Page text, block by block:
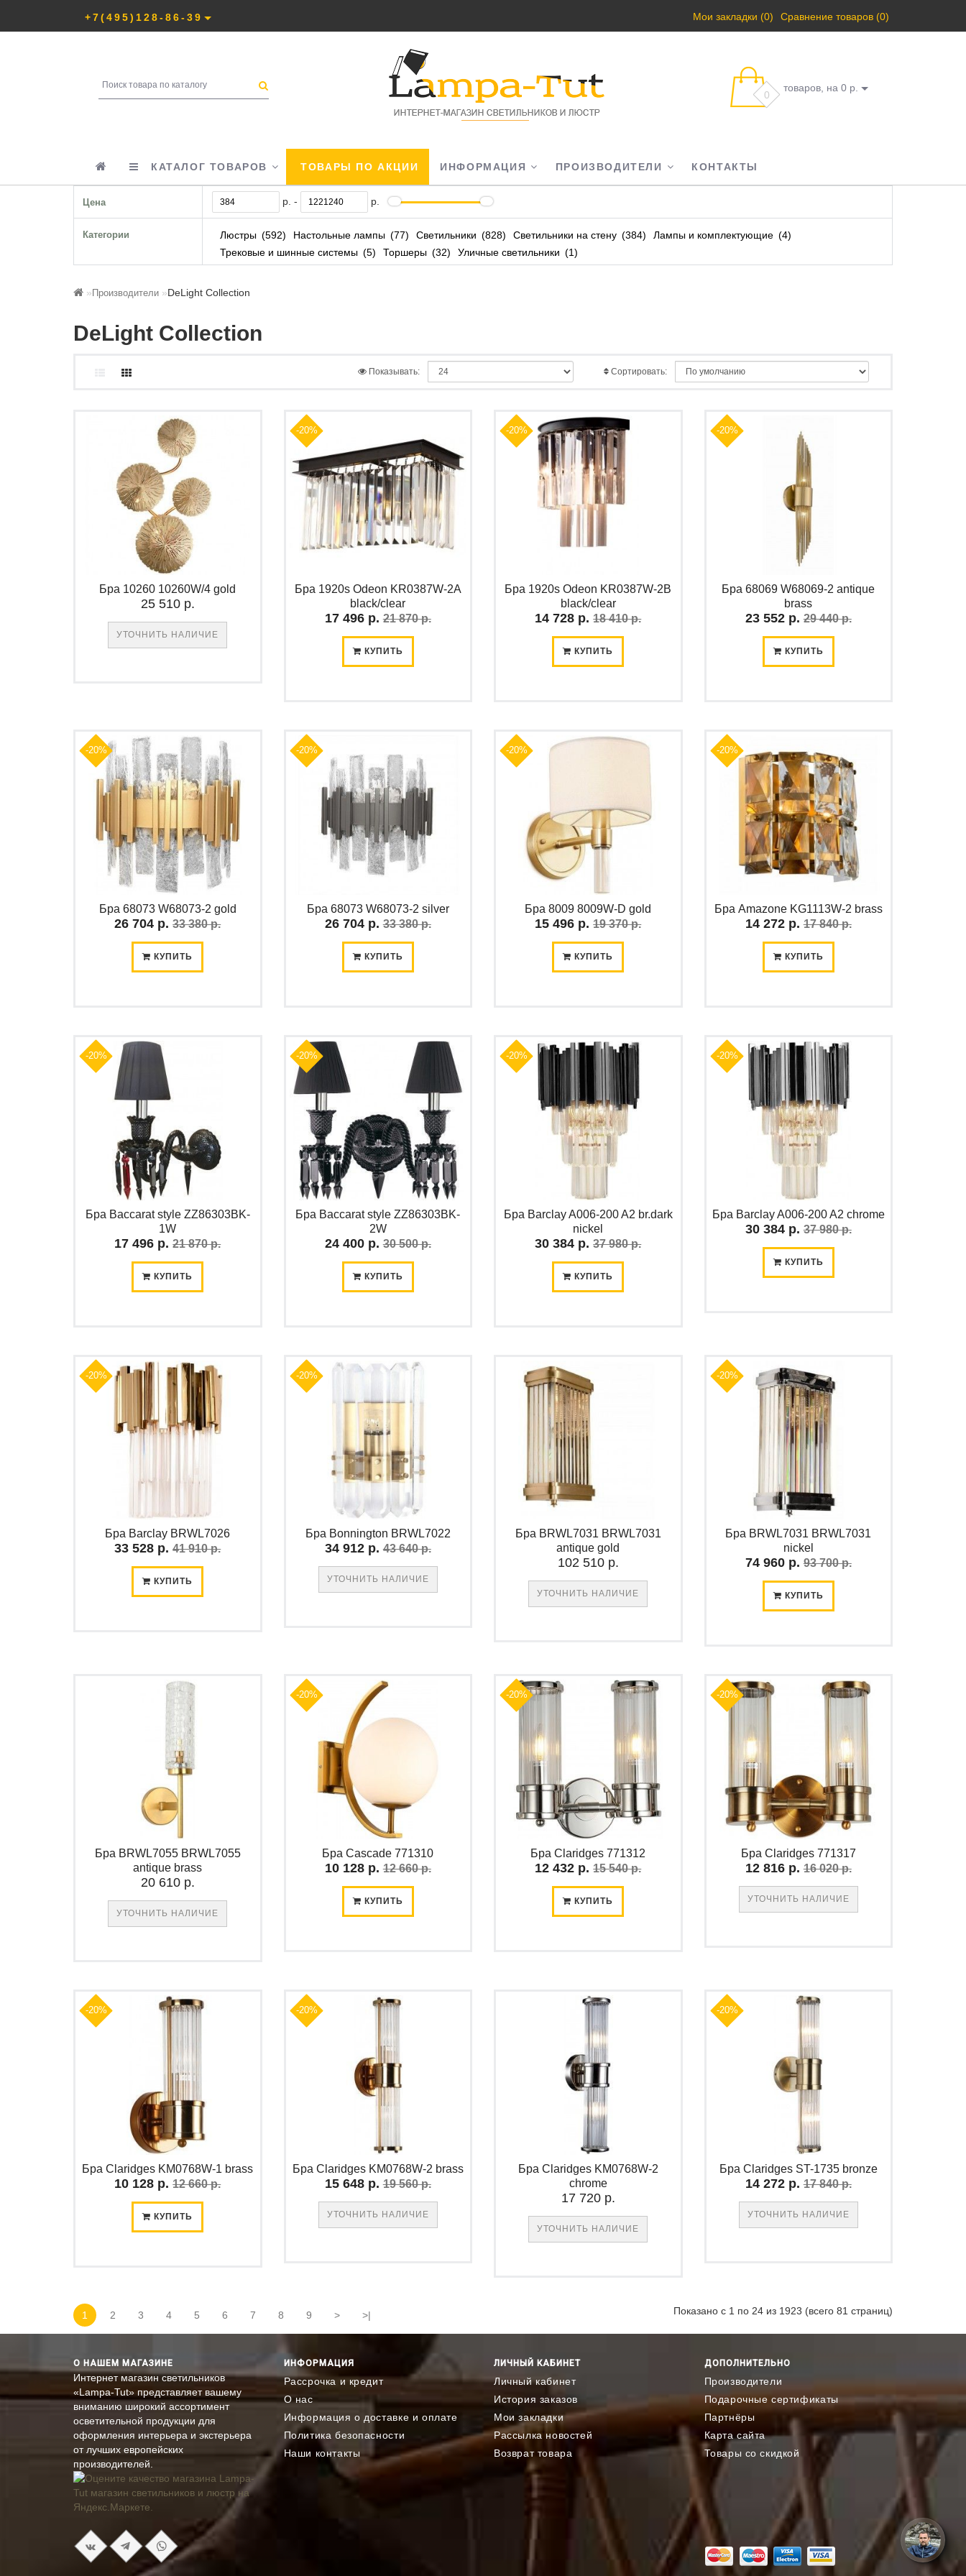
+7(495)128-86-39 Мои закладки (0) Сравнение товаров (0)
0
товаров, на 0 р.
КАТАЛОГ ТОВАРОВ ТОВАРЫ ПО АКЦИИ ИНФОРМАЦИЯ ПРОИЗВОДИТЕЛИ КОНТАКТЫ
Цена р. - р.
Категории Люстры 592 Настольные лампы 77 Светильники 828 Светильники на стену 384 Лампы и комплектующие
4
Трековые и шинные системы
5 Торшеры 32 Уличные светильники 1
Производители DeLight Collection
DeLight Collection
Сортировать:
Показывать:
Бра 10260 10260W/4 gold
25 510 р.
УТОЧНИТЬ НАЛИЧИЕ
-20%
Бра 1920s Odeon KR0387W-2A
black/clear
17 496 р. 21 870 р.
КУПИТЬ
-20%
Бра 1920s Odeon KR0387W-2B
black/clear
14 728 р. 18 410 р.
КУПИТЬ
-20%
Бра 68069 W68069-2 antique
brass
23 552 р. 29 440 р.
КУПИТЬ
-20%
Бра 68073 W68073-2 gold
26 704 р. 33 380 р.
КУПИТЬ
-20%
Бра 68073 W68073-2 silver
26 704 р. 33 380 р.
КУПИТЬ
-20%
Бра 8009 8009W-D gold
15 496 р. 19 370 р.
КУПИТЬ
-20%
Бра Amazone KG1113W-2 brass
14 272 р. 17 840 р.
КУПИТЬ
-20%
Бра Baccarat style ZZ86303BK-
1W
17 496 р. 21 870 р.
КУПИТЬ
-20%
Бра Baccarat style ZZ86303BK-
2W
24 400 р. 30 500 р.
КУПИТЬ
-20%
Бра Barclay A006-200 A2 br.dark
nickel
30 384 р. 37 980 р.
КУПИТЬ
-20%
Бра Barclay A006-200 A2 chrome
30 384 р. 37 980 р.
КУПИТЬ
-20%
Бра Barclay BRWL7026
33 528 р. 41 910 р.
КУПИТЬ
-20%
Бра Bonnington BRWL7022
34 912 р. 43 640 р.
УТОЧНИТЬ НАЛИЧИЕ
Бра BRWL7031 BRWL7031
antique gold
102 510 р.
УТОЧНИТЬ НАЛИЧИЕ
-20%
Бра BRWL7031 BRWL7031
nickel
74 960 р. 93 700 р.
КУПИТЬ
Бра BRWL7055 BRWL7055
antique brass
20 610 р.
УТОЧНИТЬ НАЛИЧИЕ
-20%
Бра Cascade 771310
10 128 р. 12 660 р.
КУПИТЬ
-20%
Бра Claridges 771312
12 432 р. 15 540 р.
КУПИТЬ
-20%
Бра Claridges 771317
12 816 р. 16 020 р.
УТОЧНИТЬ НАЛИЧИЕ
-20%
Бра Claridges KM0768W-1 brass
10 128 р. 12 660 р.
КУПИТЬ
-20%
Бра Claridges KM0768W-2 brass
15 648 р. 19 560 р.
УТОЧНИТЬ НАЛИЧИЕ
Бра Claridges KM0768W-2
chrome
17 720 р.
УТОЧНИТЬ НАЛИЧИЕ
-20%
Бра Claridges ST-1735 bronze
14 272 р. 17 840 р.
УТОЧНИТЬ НАЛИЧИЕ
1 2 3 4 5 6 7 8 9 > >| Показано с 1 по 24 из 1923 (всего 81 страниц)
О НАШЕМ МАГАЗИНЕ
Интернет магазин светильников
«Lampa-Tut» представляет вашему
вниманию широкий ассортимент
осветительной продукции для
оформления интерьера и экстерьера
от лучших европейских
производителей.
ИНФОРМАЦИЯ
Рассрочка и кредит
О нас
Информация о доставке и оплате
Политика безопасности
Наши контакты
ЛИЧНЫЙ КАБИНЕТ
Личный кабинет
История заказов
Мои закладки
Рассылка новостей
Возврат товара
ДОПОЛНИТЕЛЬНО
Производители
Подарочные сертификаты
Партнёры
Карта сайта
Товары со скидкой